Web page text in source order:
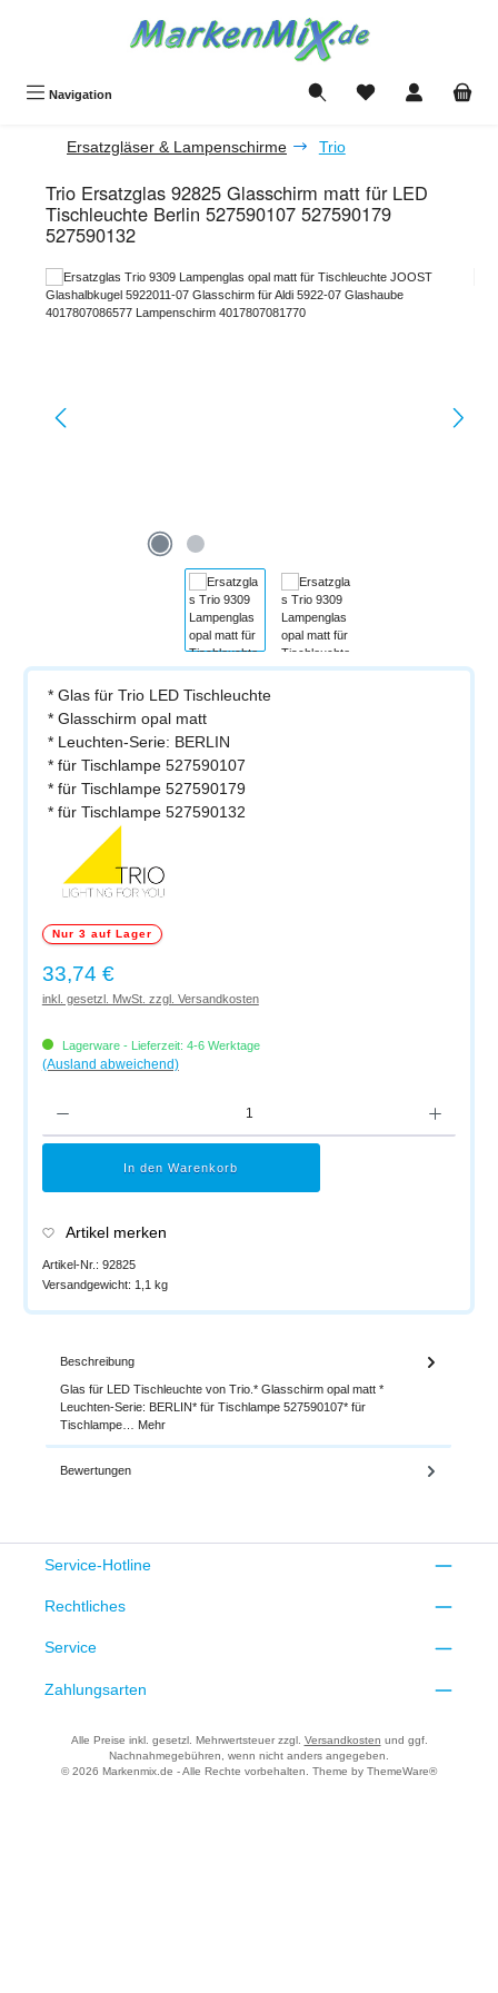
Navigation Du hast 0 Produkte
Ersatzgläser & Lampenschirme Trio
Trio Ersatzglas 92825 Glasschirm matt für LED
Tischleuchte Berlin 527590107 527590179
527590132
Bildergalerie überspringen
* Glas für Trio LED Tischleuchte
* Glasschirm opal matt
* Leuchten-Serie: BERLIN
* für Tischlampe 527590107
* für Tischlampe 527590179
* für Tischlampe 527590132
Nur 3 auf Lager
Regulärer Preis:
33,74 €
inkl. gesetzl. MwSt. zzgl. Versandkosten
Lagerware - Lieferzeit: 4-6 Werktage
(Ausland abweichend)
In den Warenkorb
Artikel merken
Artikel-Nr.: 92825
Versandgewicht: 1,1 kg
Beschreibung
Glas für LED Tischleuchte von Trio.* Glasschirm opal matt *
Leuchten-Serie: BERLIN* für Tischlampe 527590107* für
Tischlampe… Mehr
Bewertungen
Service-Hotline
Rechtliches
Service
Zahlungsarten
Alle Preise inkl. gesetzl. Mehrwertsteuer zzgl. Versandkosten und ggf.
Nachnahmegebühren, wenn nicht anders angegeben.
© 2026 Markenmix.de - Alle Rechte vorbehalten. Theme by ThemeWare®